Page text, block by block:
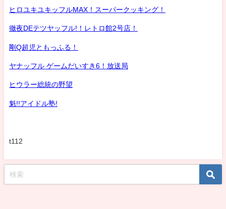
ヒロユキユキッフルMAX！スーパークッキング！
徹夜DEテツヤッフル!！レトロ館2号店！
剛Q超児ともっふる！
ヤナッフル ゲームだいすき6！放送局
ヒウラー総統の野望
魁!!アイドル塾!
t112